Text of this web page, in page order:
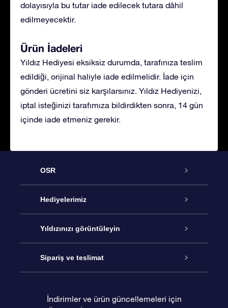
dolayısıyla bu tutar iade edilecek tutara dâhil
edilmeyecektir.
Ürün İadeleri
Yıldız Hediyesi eksiksiz durumda, tarafınıza teslim
edildiği, orijinal haliyle iade edilmelidir. İade için
gönderi ücretini siz karşılarsınız. Yıldız Hediyenizi,
iptal isteğinizi tarafımıza bildirdikten sonra, 14 gün
içinde iade etmeniz gerekir.
OSR
Hizmet
İletişim
Blogu
Hediyelerimiz
Çevrimiçi Yıldız Hediyesi
OSR Hediye Paketi
Yıldızınızı görüntüleyin
Star Register
Sipariş ve teslimat
İndirimler ve ürün güncellemeleri için